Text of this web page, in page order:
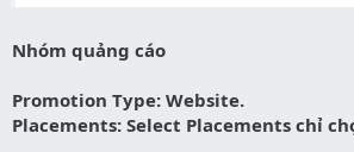
Nhóm quảng cáo
Promotion Type: Website.
Placements: Select Placements chỉ